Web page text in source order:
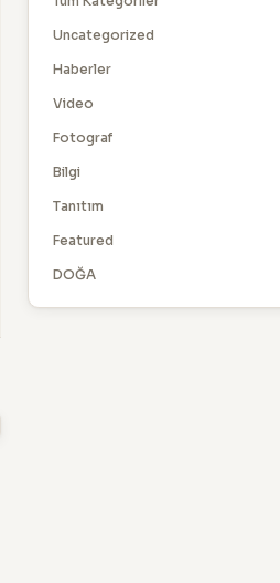
Uncategorized
Haberler
Video
Fotograf
Bilgi
Tanıtım
Featured
DOĞA